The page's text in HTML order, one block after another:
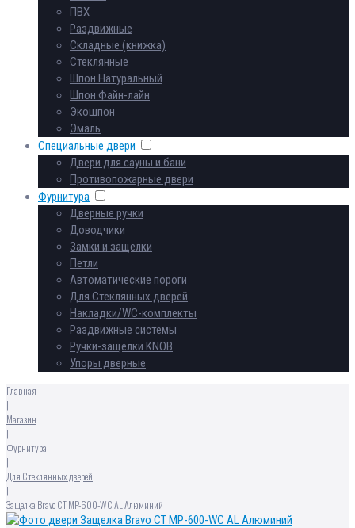
ПВХ
Раздвижные
Складные (книжка)
Стеклянные
Шпон Натуральный
Шпон Файн-лайн
Экошпон
Эмаль
Специальные двери
Двери для сауны и бани
Противопожарные двери
Фурнитура
Дверные ручки
Доводчики
Замки и защелки
Петли
Автоматические пороги
Для Стеклянных дверей
Накладки/WC-комплекты
Раздвижные системы
Ручки-защелки KNOB
Упоры дверные
Главная
|
Магазин
|
Фурнитура
|
Для Стеклянных дверей
|
Защелка Bravo СТ MP-600-WC AL Алюминий